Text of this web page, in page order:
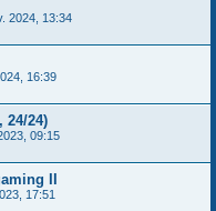
2024, 13:34
16:39
24/24)
09:15
II
17:51